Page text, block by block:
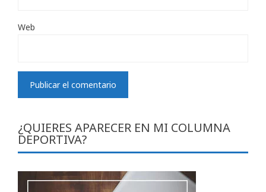
Web
¿QUIERES APARECER EN MI COLUMNA
DEPORTIVA?